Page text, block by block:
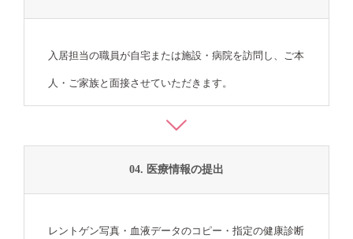
入居担当の職員が自宅または施設・病院を訪問し、ご本
人・ご家族と面接させていただきます。
04. 医療情報の提出
レントゲン写真・血液データのコピー・指定の健康診断